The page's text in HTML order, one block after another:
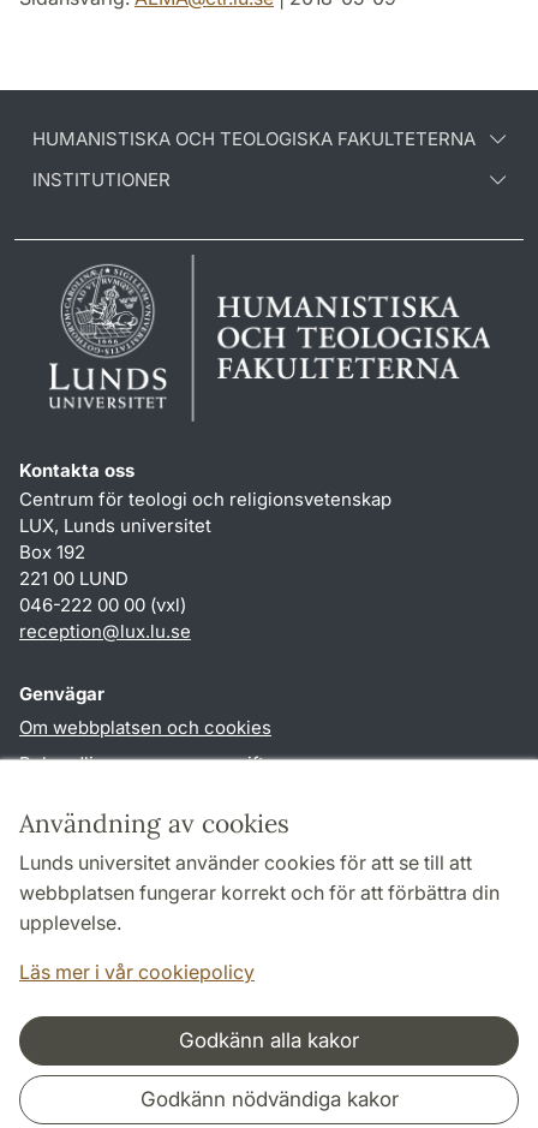
Användning av cookies
Lunds universitet använder cookies för att se till att
webbplatsen fungerar korrekt och för att förbättra din
upplevelse.
Läs mer i vår cookiepolicy
Godkänn alla kakor
Godkänn nödvändiga kakor
HUMANISTISKA OCH TEOLOGISKA FAKULTETERNA
INSTITUTIONER
Kontakta oss
Centrum för teologi och religionsvetenskap
LUX, Lunds universitet
Box 192
221 00 LUND
046-222 00 00 (vxl)
reception@lux.lu.se
Genvägar
Om webbplatsen och cookies
Behandling av personuppgifter
TYPO3-login
Följ oss i sociala medier
Samarbeten och nätverk